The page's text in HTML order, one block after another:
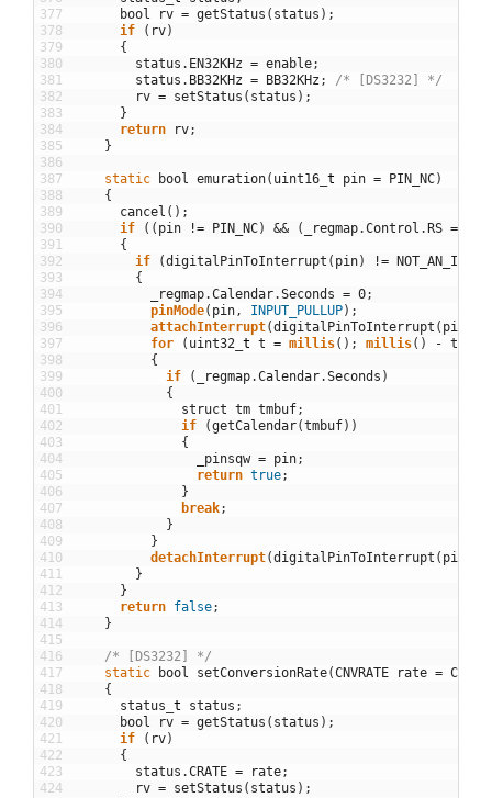
377
378
379
380
381
382
383
384
385
386
387
388
389
390
391
392
393
394
395
396
397
398
399
400
401
402
403
404
405
406
407
408
409
410
411
412
413
414
415
416
417
418
419
420
421
422
423
424
bool
rv = getStatus ( status ) ;
if
( rv)
{
status . EN32KHz = enable;
status . BB32KHz = BB32KHz ;
/* [DS3232] */
rv = setStatus ( status ) ;
}
return
rv;
}
static bool emuration( uint16 t pin = PIN_NC)
{
cancel ( ) ;
if
( ( pin != PIN_NC) && ( _regmap.Control .RS ==
{
if
(digitalPinToInterrupt ( pin) !=
{
_regmap.Calendar.Seconds = 0;
pinMode( pin , INPUT_PULLUP) ;
attachInterrupt(digitalPinToInterrupt ( pin
for
( uint32 t t = millis( ) ; millis( ) - t
{
if
( _regmap.Calendar.Seconds )
{
struct tm tmbuf;
if
(getCalendar(tmbuf) )
{
_pinsqw = pin;
return true;
}
break;
}
}
detachInterrupt(digitalPinToInterrupt ( pin
}
}
return false;
}
/* [DS3232] */
static
bool setConversionRate(CNVRATE rate =
{
status t status ;
bool
rv = getStatus ( status ) ;
if
( rv)
{
status .CRATE = rate;
rv = setStatus ( status ) ;